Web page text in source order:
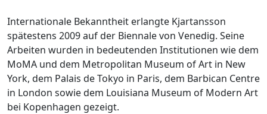
Internationale Bekanntheit erlangte Kjartansson
spätestens 2009 auf der Biennale von Venedig. Seine
Arbeiten wurden in bedeutenden Institutionen wie dem
MoMA und dem Metropolitan Museum of Art in New
York, dem Palais de Tokyo in Paris, dem Barbican Centre
in London sowie dem Louisiana Museum of Modern Art
bei Kopenhagen gezeigt.